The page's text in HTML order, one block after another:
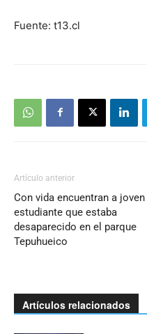
Fuente: t13.cl
Artículo anterior
Con vida encuentran a joven
estudiante que estaba
desaparecido en el parque
Tepuhueico
Artículos relacionados